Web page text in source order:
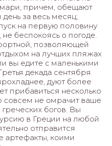
причем, обещают
за весь месяц;
на первую половину
беспокоясь о погоде.
позволяющей
на лучших пляжах
вы едите с маленькими
декада сентября
дуют более
прибавиться несколько
совсем не омрачит ваше
богов. Вы
в Греции на любой
отправится
артефакты, коими